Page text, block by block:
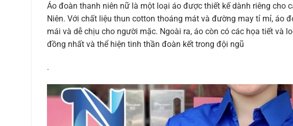
Áo đoàn thanh niên nữ là một loại áo được thiết kế dành riêng cho
Niên. Với chất liệu thun cotton thoáng mát và đường may tỉ mỉ, áo
mái và dễ chịu cho người mặc. Ngoài ra, áo còn có các họa tiết và
đồng nhất và thể hiện tinh thần đoàn kết trong đội ngũ
.